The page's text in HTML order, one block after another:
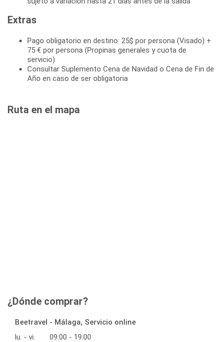
Extras
Pago obligatorio en destino: 25$ por persona (Visado) +
75 € por persona (Propinas generales y cuota de
servicio)
Consultar Suplemento Cena de Navidad o Cena de Fin de
Año en caso de ser obligatoria
Ruta en el mapa
¿Dónde comprar?
Beetravel - Málaga, Servicio online
lu. - vi.
09:00 - 19:00